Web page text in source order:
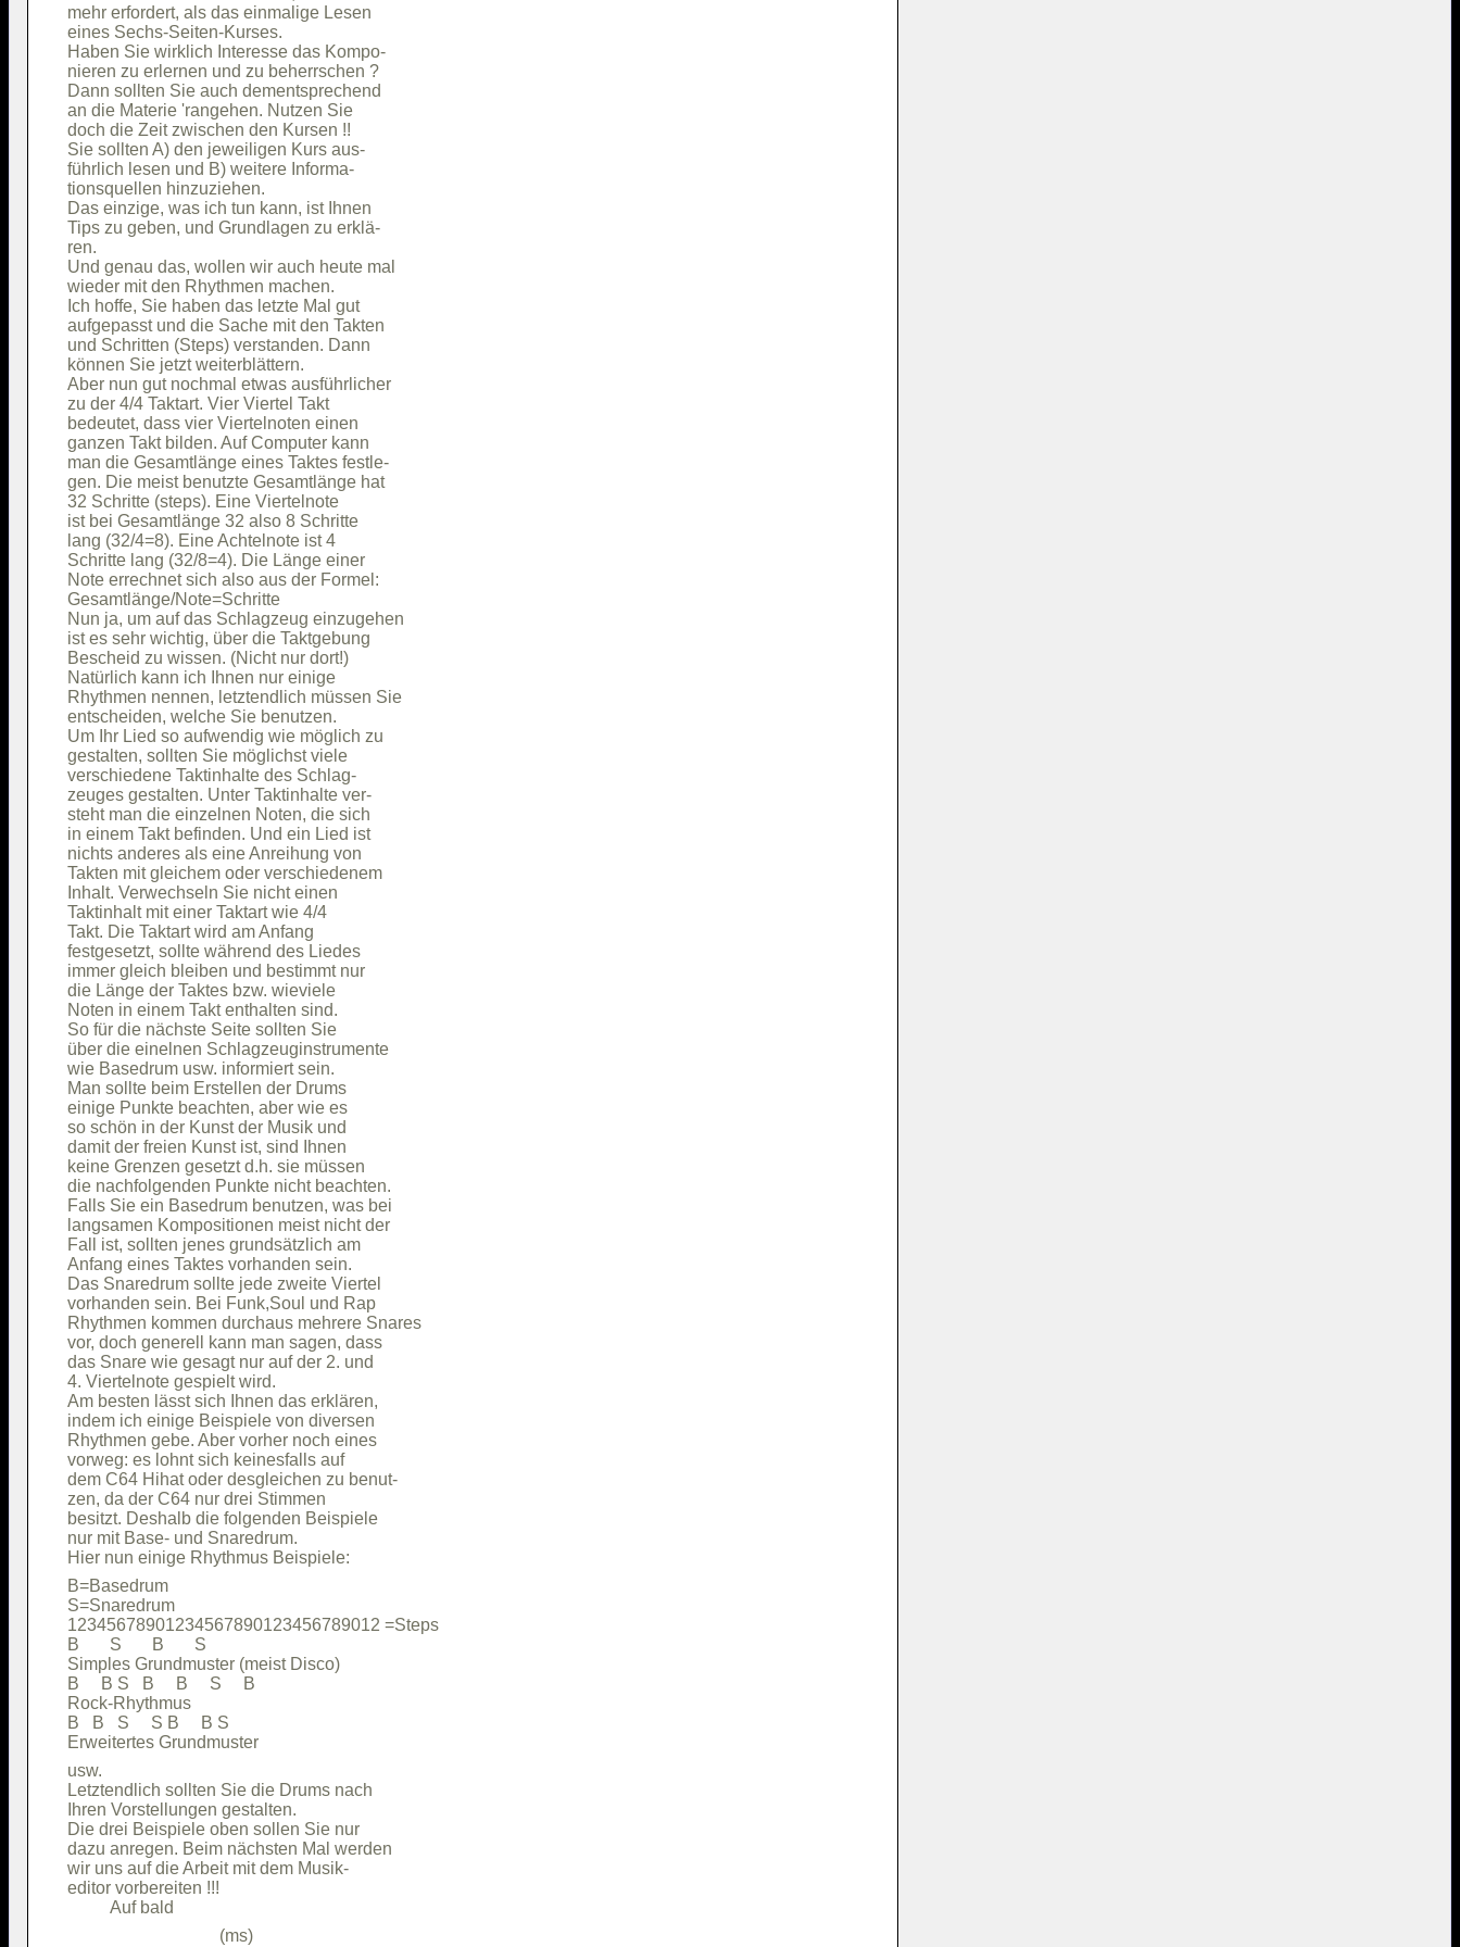
mehr erfordert, als das einmalige Lesen
eines Sechs-Seiten-Kurses.
Haben Sie wirklich Interesse das Kompo-
nieren zu erlernen und zu beherrschen ?
Dann sollten Sie auch dementsprechend
an die Materie 'rangehen. Nutzen Sie
doch die Zeit zwischen den Kursen !!
Sie sollten A) den jeweiligen Kurs aus-
führlich lesen und B) weitere Informa-
tionsquellen hinzuziehen.
Das einzige, was ich tun kann, ist Ihnen
Tips zu geben, und Grundlagen zu erklä-
ren.
Und genau das, wollen wir auch heute mal
wieder mit den Rhythmen machen.
Ich hoffe, Sie haben das letzte Mal gut
aufgepasst und die Sache mit den Takten
und Schritten (Steps) verstanden. Dann
können Sie jetzt weiterblättern.
Aber nun gut nochmal etwas ausführlicher
zu der 4/4 Taktart. Vier Viertel Takt
bedeutet, dass vier Viertelnoten einen
ganzen Takt bilden. Auf Computer kann
man die Gesamtlänge eines Taktes festle-
gen. Die meist benutzte Gesamtlänge hat
32 Schritte (steps). Eine Viertelnote
ist bei Gesamtlänge 32 also 8 Schritte
lang (32/4=8). Eine Achtelnote ist 4
Schritte lang (32/8=4). Die Länge einer
Note errechnet sich also aus der Formel:
Gesamtlänge/Note=Schritte
Nun ja, um auf das Schlagzeug einzugehen
ist es sehr wichtig, über die Taktgebung
Bescheid zu wissen. (Nicht nur dort!)
Natürlich kann ich Ihnen nur einige
Rhythmen nennen, letztendlich müssen Sie
entscheiden, welche Sie benutzen.
Um Ihr Lied so aufwendig wie möglich zu
gestalten, sollten Sie möglichst viele
verschiedene Taktinhalte des Schlag-
zeuges gestalten. Unter Taktinhalte ver-
steht man die einzelnen Noten, die sich
in einem Takt befinden. Und ein Lied ist
nichts anderes als eine Anreihung von
Takten mit gleichem oder verschiedenem
Inhalt. Verwechseln Sie nicht einen
Taktinhalt mit einer Taktart wie 4/4
Takt. Die Taktart wird am Anfang
festgesetzt, sollte während des Liedes
immer gleich bleiben und bestimmt nur
die Länge der Taktes bzw. wieviele
Noten in einem Takt enthalten sind.
So für die nächste Seite sollten Sie
über die einelnen Schlagzeuginstrumente
wie Basedrum usw. informiert sein.
Man sollte beim Erstellen der Drums
einige Punkte beachten, aber wie es
so schön in der Kunst der Musik und
damit der freien Kunst ist, sind Ihnen
keine Grenzen gesetzt d.h. sie müssen
die nachfolgenden Punkte nicht beachten.
Falls Sie ein Basedrum benutzen, was bei
langsamen Kompositionen meist nicht der
Fall ist, sollten jenes grundsätzlich am
Anfang eines Taktes vorhanden sein.
Das Snaredrum sollte jede zweite Viertel
vorhanden sein. Bei Funk,Soul und Rap
Rhythmen kommen durchaus mehrere Snares
vor, doch generell kann man sagen, dass
das Snare wie gesagt nur auf der 2. und
4. Viertelnote gespielt wird.
Am besten lässt sich Ihnen das erklären,
indem ich einige Beispiele von diversen
Rhythmen gebe. Aber vorher noch eines
vorweg: es lohnt sich keinesfalls auf
dem C64 Hihat oder desgleichen zu benut-
zen, da der C64 nur drei Stimmen
besitzt. Deshalb die folgenden Beispiele
nur mit Base- und Snaredrum.
B=Basedrum
S=Snaredrum
12345678901234567890123456789012 =Steps
B       S       B       S
Simples Grundmuster (meist Disco)
B     B S   B     B     S     B
Rock-Rhythmus
B   B   S     S B     B S
usw.
Letztendlich sollten Sie die Drums nach
Ihren Vorstellungen gestalten.
Die drei Beispiele oben sollen Sie nur
dazu anregen. Beim nächsten Mal werden
wir uns auf die Arbeit mit dem Musik-
editor vorbereiten !!!